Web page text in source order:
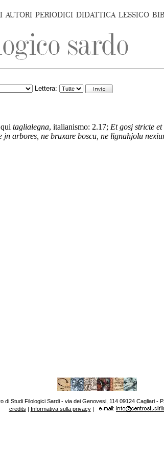
AUTORI PERIODICI DIDATTICA LESSICO
Lettera:
taglialegna, italianismo: 2.17; Et gosj stricte
jn arbores, ne bruxare boscu, ne lignahjolu
di Studi Filologici Sardi - via dei Genovesi, 114 09124 Cagliari -
credits | Informativa sulla privacy|